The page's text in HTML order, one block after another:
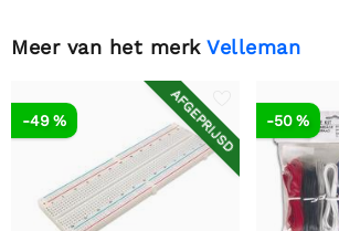
Meer van het merk Velleman
AFGEPRIJSD
-49 % -50 %